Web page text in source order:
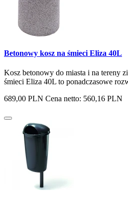
Betonowy kosz na śmieci Eliza 40L
Kosz betonowy do miasta i na tereny
śmieci Eliza 40L to ponadczasowe
689,00 PLN Cena netto: 560,16 PLN